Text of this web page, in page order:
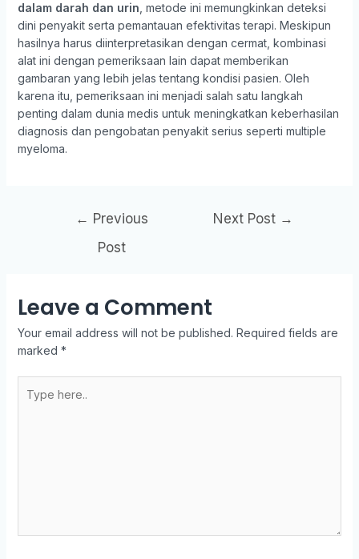
dalam darah dan urin , metode ini memungkinkan deteksi
dini penyakit serta pemantauan efektivitas terapi. Meskipun
hasilnya harus diinterpretasikan dengan cermat, kombinasi
alat ini dengan pemeriksaan lain dapat memberikan
gambaran yang lebih jelas tentang kondisi pasien. Oleh
karena itu, pemeriksaan ini menjadi salah satu langkah
penting dalam dunia medis untuk meningkatkan keberhasilan
diagnosis dan pengobatan penyakit serius seperti multiple
myeloma.
← Previous
Post
Next Post →
Leave a Comment
Your email address will not be published. Required fields are
marked *